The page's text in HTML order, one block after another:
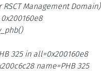
Management Domain)
325 in all=0x200160e8
name=PHB 325